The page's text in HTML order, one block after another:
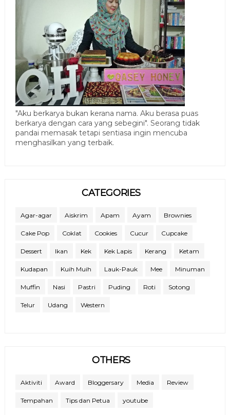
"Aku berkarya bukan kerana nama. Aku berasa puas
berkarya dengan cara yang sebegini". Seorang tidak
pandai memasak tetapi sentiasa ingin mencuba
menghasilkan yang terbaik.
CATEGORIES
Agar-agar Aiskrim Apam Ayam Brownies
Cake Pop Coklat Cookies Cucur Cupcake
Dessert Ikan Kek Kek Lapis Kerang Ketam
Kudapan Kuih Muih Lauk-Pauk Mee Minuman
Muffin Nasi Pastri Puding Roti Sotong
Telur Udang Western
OTHERS
Aktiviti Award Bloggersary Media Review
Tempahan Tips dan Petua youtube